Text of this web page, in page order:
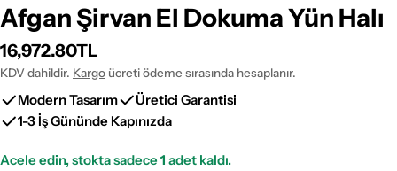
Afgan Şirvan El Dokuma Yün Halı
Normal
fiyat
16,972.80TL
KDV dahildir. Kargo ücreti ödeme sırasında hesaplanır.
Modern Tasarım
Üretici Garantisi
1-3 İş Gününde Kapınızda
Acele edin, stokta sadece1 adet kaldı.